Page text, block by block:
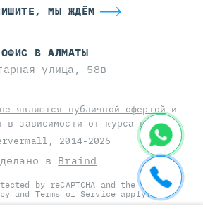
МЫ ЖДЁМ
ОФИС В АЛМАТЫ
улица, 58в
не являются публичной офертойи
в зависимости от курса валют
2014-2026
в Braind
by reCAPTCHA and the Google
and Terms of Serviceapply.